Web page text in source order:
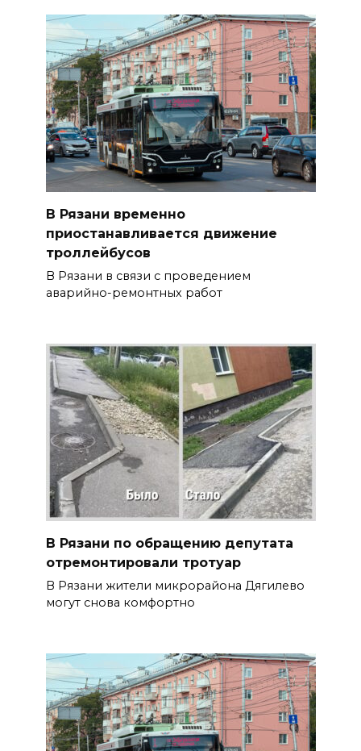
В Рязани временно
приостанавливается движение
троллейбусов
В Рязани в связи с проведением
аварийно-ремонтных работ
В Рязани по обращению депутата
отремонтировали тротуар
В Рязани жители микрорайона Дягилево
могут снова комфортно